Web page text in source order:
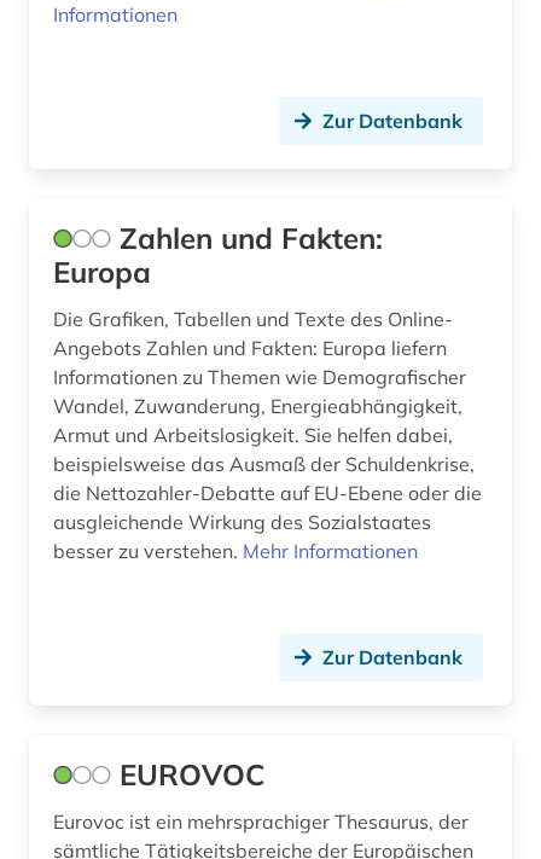
medienrecht (1)
mediävistik (2)
meeresbiologie (1)
menschenrecht (1)
menschenrechtsorganisation (1)
menschenrechtspolitik (1)
mittellatein (1)
mittelmeer (1)
Informationen
Zur Datenbank
Zahlen und Fakten:
Europa
Die Grafiken, Tabellen und Texte des Online-
Angebots Zahlen und Fakten: Europa liefern
Informationen zu Themen wie Demografischer
Wandel, Zuwanderung, Energieabhängigkeit,
Armut und Arbeitslosigkeit. Sie helfen dabei,
beispielsweise das Ausmaß der Schuldenkrise,
die Nettozahler-Debatte auf EU-Ebene oder die
ausgleichende Wirkung des Sozialstaates
besser zu verstehen. Mehr Informationen
Zur Datenbank
EUROVOC
Eurovoc ist ein mehrsprachiger Thesaurus, der
sämtliche Tätigkeitsbereiche der Europäischen